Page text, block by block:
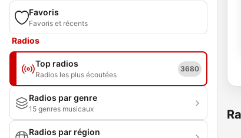
Favoris
Favoris et récents
Radios
Top radios
Radios les plus écoutées
3680
Radios par genre
15 genres musicaux
Radios par région